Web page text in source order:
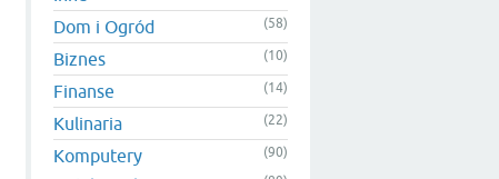
Dom i Ogród (58)
Biznes (10)
Finanse (14)
Kulinaria (22)
Komputery (90)